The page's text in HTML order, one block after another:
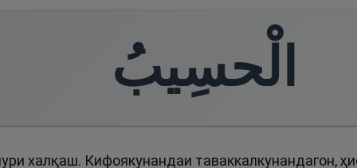
الْحسِيبُ
халқаш. Кифоякунандаи таваккалкунандагон,